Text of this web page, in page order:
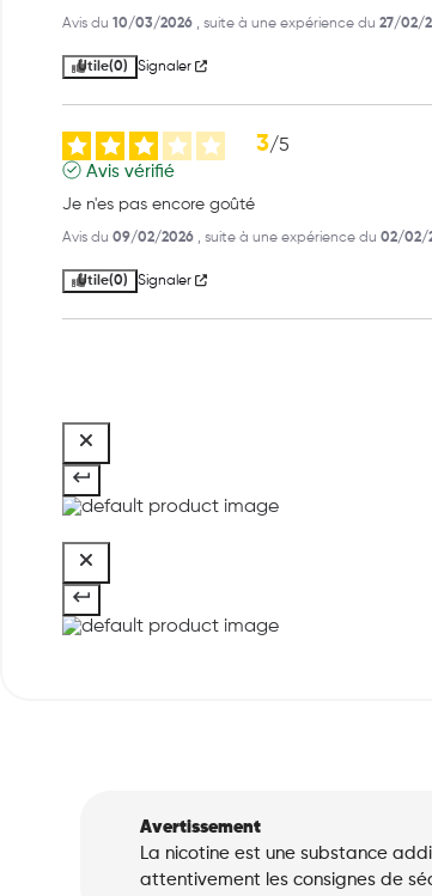
Avis du 10/03/2026 , suite à une expérience du 27/02/
Utile(0) Signaler
3/5
Avis vérifié
Je n'es pas encore goûté
Avis du 09/02/2026 , suite à une expérience du 02/02/
Utile(0) Signaler
Avertissement
La nicotine est une substance
attentivement les consignes de